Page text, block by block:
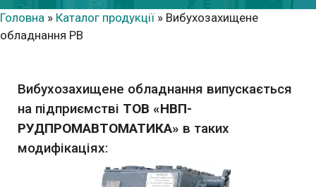
Головна » Каталог продукції » Вибухозахищене
обладнання РВ
Вибухозахищене обладнання випускається
на підприємстві ТОВ «НВП-
РУДПРОМАВТОМАТИКА» в таких
модифікаціях: